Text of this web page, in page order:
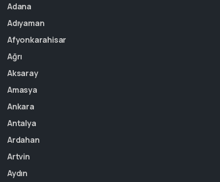
Adana
Adıyaman
Afyonkarahisar
Ağrı
Aksaray
Amasya
Ankara
Antalya
Ardahan
Artvin
Aydın